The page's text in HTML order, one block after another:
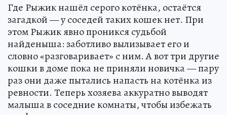
Где Рыжик нашёл серого котёнка, остаётся
загадкой — у соседей таких кошек нет. При
этом Рыжик явно проникся судьбой
найденыша: заботливо вылизывает его и
словно «разговаривает» с ним. А вот три другие
кошки в доме пока не приняли новичка — пару
раз они даже пытались напасть на котёнка из
ревности. Теперь хозяева аккуратно выводят
малыша в соседние комнаты, чтобы избежать